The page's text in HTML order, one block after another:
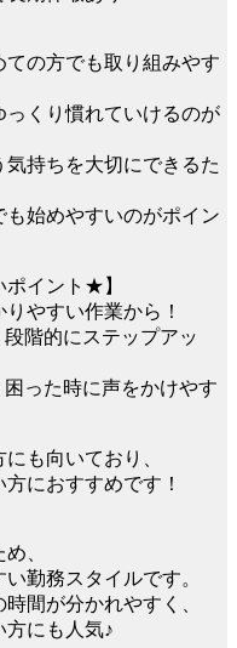
の方でも取り組みやす
くり慣れていけるのが
気持ちを大切にできるた
始めやすいのがポイン
ポイント★】
やすい作業から！
階的にステップアッ
った時に声をかけやす
も向いており、
におすすめです！
、
勤務スタイルです。
間が分かれやすく、
方にも人気♪